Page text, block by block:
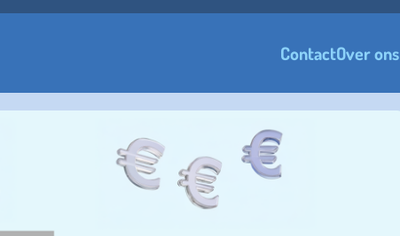
ContactOver ons